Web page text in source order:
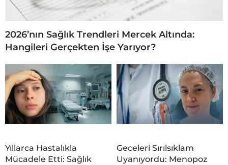
2026’nın Sağlık Trendleri Mercek Altında:
Hangileri Gerçekten İşe Yarıyor?
Yıllarca Hastalıkla
Mücadele Etti: Sağlık
Geceleri Sırılsıklam
Uyanıyordu: Menopoz